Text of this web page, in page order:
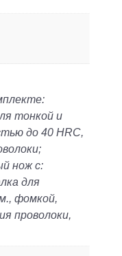
тонкой и
до 40 HRC,
нож с:
для
фомкой,
проволоки,